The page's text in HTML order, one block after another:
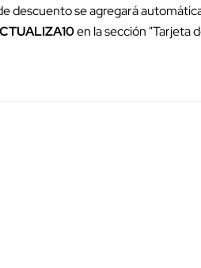
descuento se agregará
en la sección "Tarjeta